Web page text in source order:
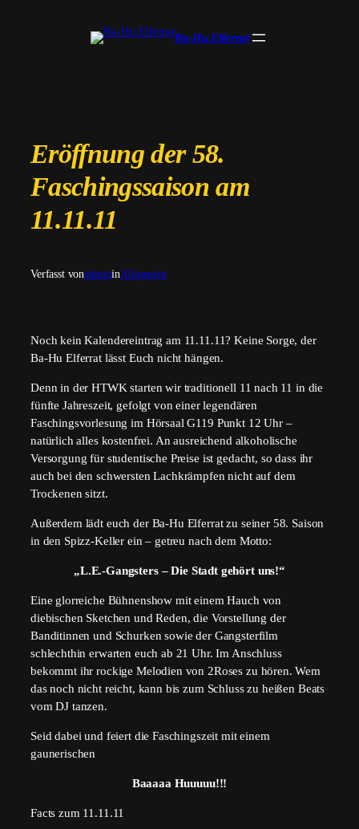
Ba-Hu Elferrat
Eröffnung der 58.
Faschingssaison am
11.11.11
Verfasst vonadmininAllgemein
Noch kein Kalendereintrag am 11.11.11? Keine Sorge, der
Ba-Hu Elferrat lässt Euch nicht hängen.
Denn in der HTWK starten wir traditionell 11 nach 11 in die
fünfte Jahreszeit, gefolgt von einer legendären
Faschingsvorlesung im Hörsaal G119 Punkt 12 Uhr –
natürlich alles kostenfrei. An ausreichend alkoholische
Versorgung für studentische Preise ist gedacht, so dass ihr
auch bei den schwersten Lachkrämpfen nicht auf dem
Trockenen sitzt.
Außerdem lädt euch der Ba-Hu Elferrat zu seiner 58. Saison
in den Spizz-Keller ein – getreu nach dem Motto:
„L.E.-Gangsters – Die Stadt gehört uns!“
Eine glorreiche Bühnenshow mit einem Hauch von
diebischen Sketchen und Reden, die Vorstellung der
Banditinnen und Schurken sowie der Gangsterfilm
schlechthin erwarten euch ab 21 Uhr. Im Anschluss
bekommt ihr rockige Melodien von 2Roses zu hören. Wem
das noch nicht reicht, kann bis zum Schluss zu heißen Beats
vom DJ tanzen.
Seid dabei und feiert die Faschingszeit mit einem
gaunerischen
Baaaaa Huuuuu!!!
Facts zum 11.11.11